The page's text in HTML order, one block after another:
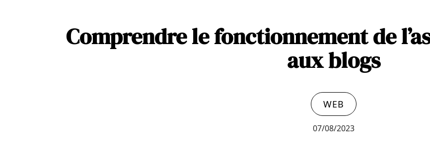
Comprendre le fonctionnement de
aux blogs
WEB
07/08/2023